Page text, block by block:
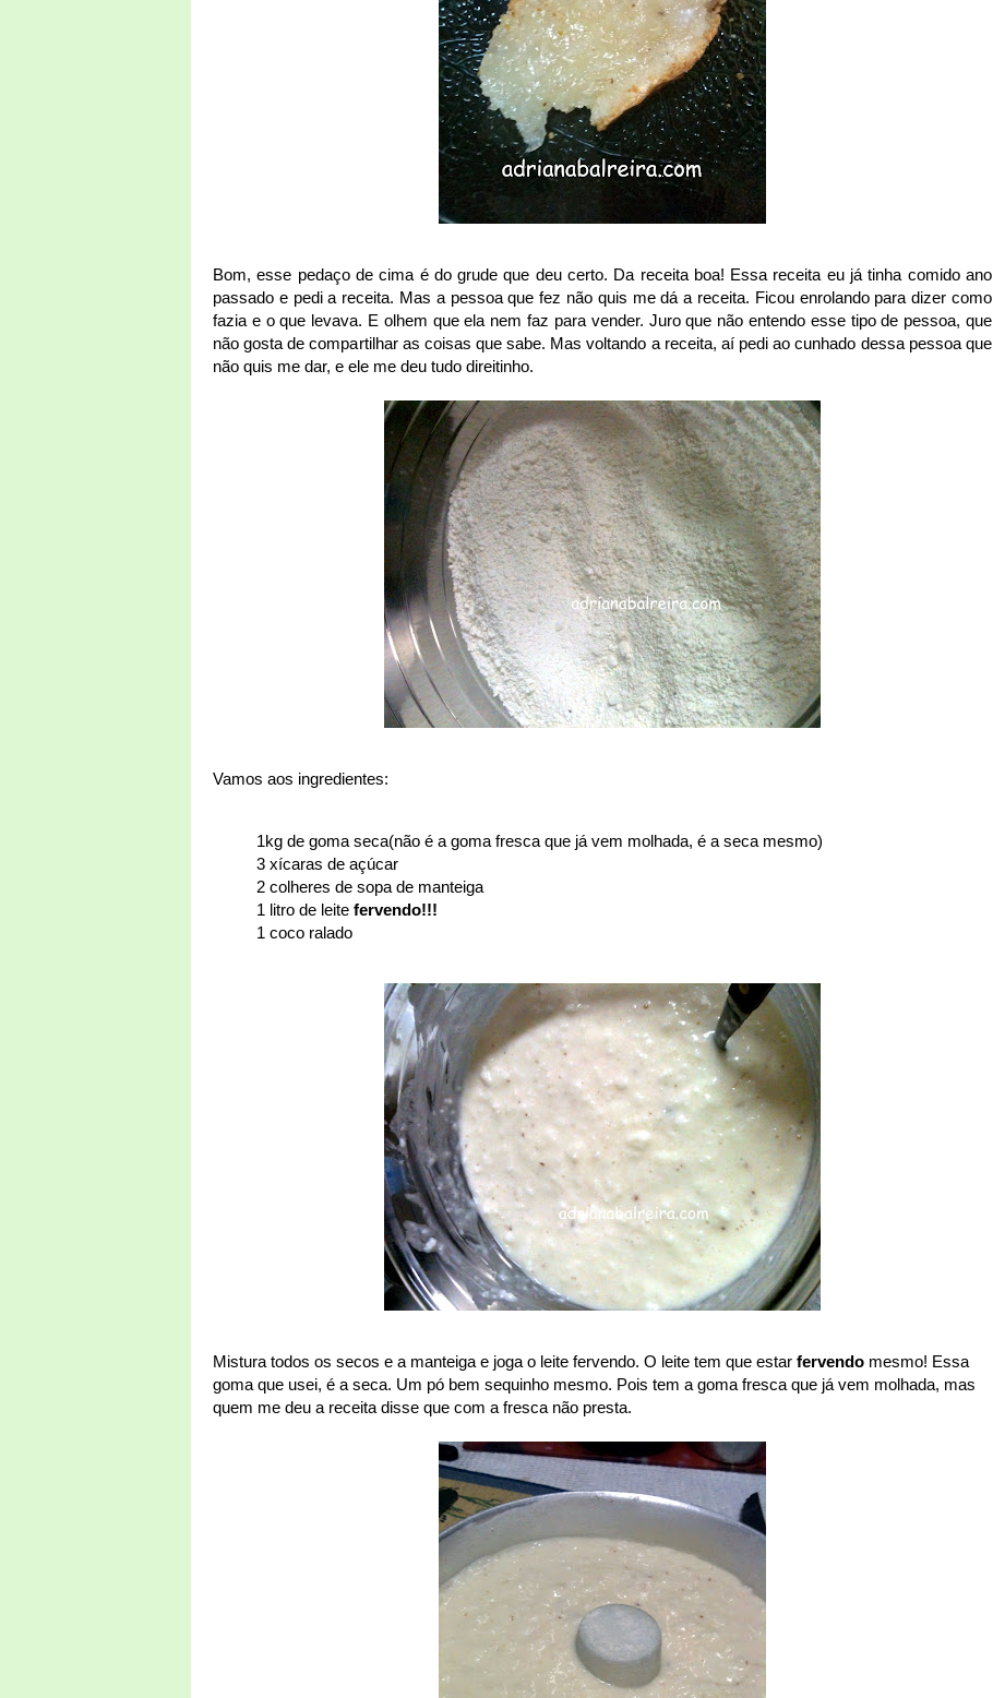
Bom, esse pedaço de cima é do grude que deu certo. Da receita boa! Essa receita eu já tinha comido ano
passado e pedi a receita. Mas a pessoa que fez não quis me dá a receita. Ficou enrolando para dizer como
fazia e o que levava. E olhem que ela nem faz para vender. Juro que não entendo esse tipo de pessoa, que
não gosta de compartilhar as coisas que sabe. Mas voltando a receita, aí pedi ao cunhado dessa pessoa que
não quis me dar, e ele me deu tudo direitinho.
Vamos aos ingredientes:
1kg de goma seca(não é a goma fresca que já vem molhada, é a seca mesmo)
3 xícaras de açúcar
2 colheres de sopa de manteiga
1 litro de leite fervendo!!!
1 coco ralado
Mistura todos os secos e a manteiga e joga o leite fervendo. O leite tem que estar fervendo mesmo! Essa
goma que usei, é a seca. Um pó bem sequinho mesmo. Pois tem a goma fresca que já vem molhada, mas
quem me deu a receita disse que com a fresca não presta.